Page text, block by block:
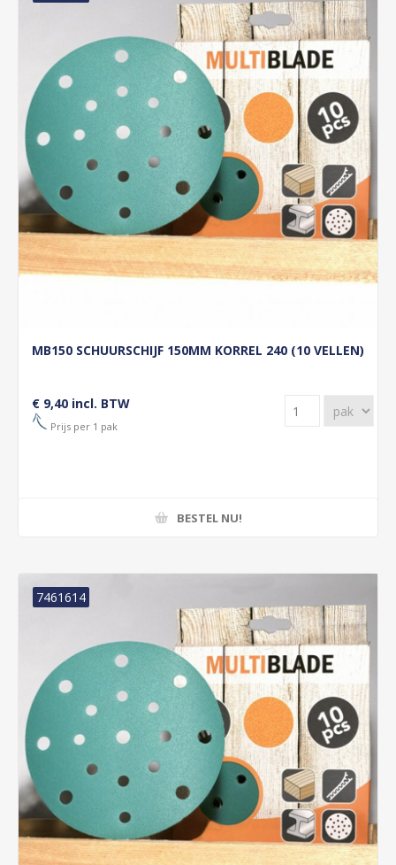
MB150 SCHUURSCHIJF 150MM KORREL 240 (10 VELLEN)
€ 9,40 incl. BTW
Prijs per 1 pak
BESTEL NU!
7461614